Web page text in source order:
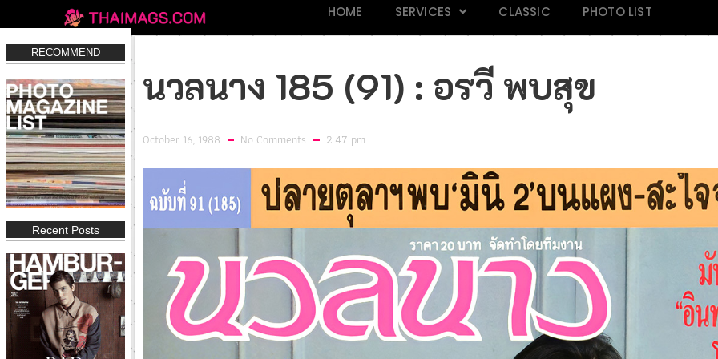
HOME SERVICES CLASSIC PHOTO LIST
RECOMMEND
Recent Posts
นวลนาง 185 (91) : อรวี พบสุข
October 16, 1988 No Comments 2:47 pm
IN Magazine 197
Click Click
FHM THAILAND 118
Click
Mars Magazine 28 Praew 813
Click
IN